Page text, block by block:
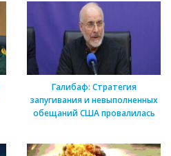
Галибаф: Стратегия
запугивания и невыполненных
обещаний США провалилась